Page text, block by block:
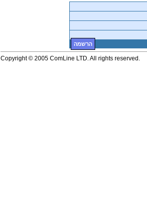
הרשמה
Copyright © 2005 ComLine LTD. All rights reserved.